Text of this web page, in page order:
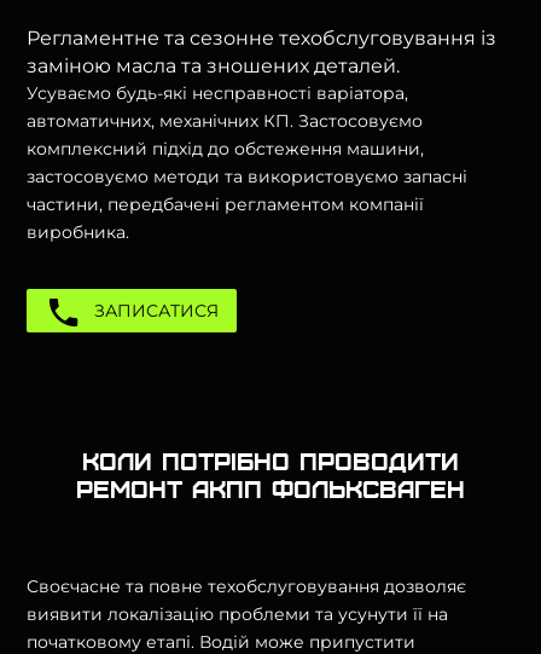
Регламентне та сезонне техобслуговування із
заміною масла та зношених деталей.
Усуваємо будь-які несправності варіатора,
автоматичних, механічних КП. Застосовуємо
комплексний підхід до обстеження машини,
застосовуємо методи та використовуємо запасні
частини, передбачені регламентом компанії
виробника.
ЗАПИСАТИСЯ
Коли потрібно проводити
ремонт АКПП Фольксваген
Своєчасне та повне техобслуговування дозволяє
виявити локалізацію проблеми та усунути її на
початковому етапі. Водій може припустити